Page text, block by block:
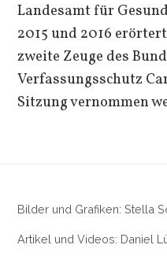
Landesamt für
2015 und 2016
zweite Zeuge des
Verfassungsschutz
Sitzung vernommen
Bilder und Grafiken: Stella
Artikel und Videos: Daniel